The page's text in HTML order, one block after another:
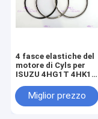
4 fasce elastiche del
motore di Cyls per
ISUZU 4HG1T 4HK1T
Miglior prezzo